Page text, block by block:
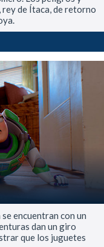
rey de Ítaca, de retorno
encuentran con un
dan un giro
que los juguetes